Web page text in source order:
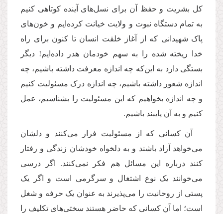
کل بشریت و حفظ آن برای نسل‌های آینده کوتاهی کنیم
به تمام دستگاه نبوت و ولایت خیانت کرده‌ایم و خون‌های
پاک شهیدانی که از آغاز خلقت انسان تا کنون برای راه
خدا ریخته شده را به سهم خودمان هدر داده‌ایم! دیگر
بستگی دارد به این‌که چه اندازه معرفت داشته باشیم، چه
اندازه شعور داشته باشیم، چه اندازه درک مسئولیت کنیم
و چه اندازه بخواهیم که این مسئولیت را بشناسیم، عمل
کنیم و به آن پایبند باشیم.
آن کسانی که از مسئولیت فرار می‌کنند و دلشان
می‌خواهد آزاد باشند و به دلخواه خودشان زندگی و رفتار
کنند درباره این مسائل هم فکر نمی‌کنند. اگر درسی
می‌خوانند یک نوع اشتغال و سرگرمی است و اگر یک
پستی از روحانیت را می‌پذیرند به عنوان یک حرفه و شغل
است؛ اما آن کسانی که حاضر هستند سختی‌های تکلیف را